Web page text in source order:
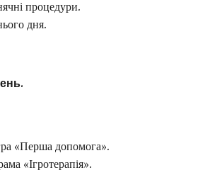
процедури.
дня.
«Перша допомога».
«Ігротерапія».